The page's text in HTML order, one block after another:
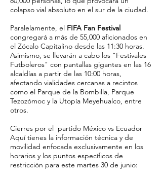
colapso vial absoluto en el sur de la ciudad.
Paralelamente, el FIFA Fan Festival
congregará a más de 55,000 aficionados en
el Zócalo Capitalino desde las 11:30 horas.
Asimismo, se llevarán a cabo los "Festivales
Futboleros" con pantallas gigantes en las 16
alcaldías a partir de las 10:00 horas,
afectando vialidades cercanas a recintos
como el Parque de la Bombilla, Parque
Tezozómoc y la Utopía Meyehualco, entre
otros.
Cierres por el partido México vs Ecuador
Aquí tienes la información técnica y de
movilidad enfocada exclusivamente en los
horarios y los puntos específicos de
restricción para este martes 30 de junio: